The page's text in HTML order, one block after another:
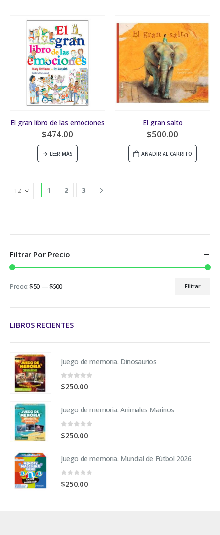
El gran libro de las emociones
$474.00
LEER MÁS
El gran salto
$500.00
AÑADIR AL CARRITO
1 2 3
Filtrar Por Precio
Filtrar
Precio:$50 —$500
LIBROS RECIENTES
Juego de memoria. Dinosaurios
0
$250.00
Juego de memoria. Animales Marinos
0
$250.00
Juego de memoria. Mundial de Fútbol 2026
0
$250.00